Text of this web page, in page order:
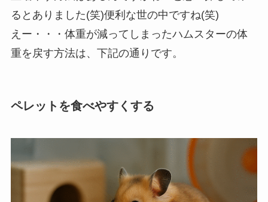
るとありました(笑)便利な世の中ですね(笑)
えー・・・体重が減ってしまったハムスターの体
重を戻す方法は、下記の通りです。
ペレットを食べやすくする